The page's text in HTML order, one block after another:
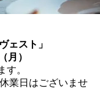
ェスト」
月）
。
日はございませ